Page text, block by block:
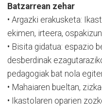
Batzarrean zehar
• Argazki erakusketa:
ekimen, irteera,
• Bisita gidatua: espazio
desberdinak
pedagogiak bat nola
• Mahaiaren bueltan,
• Ikastolaren oparien